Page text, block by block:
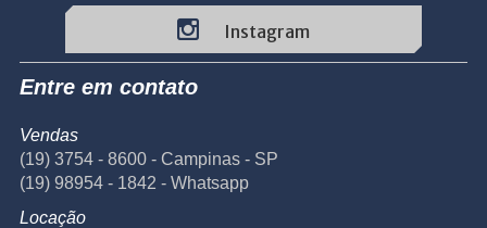
Instagram
Entre em contato
Vendas
(19) 3754 - 8600 - Campinas - SP
(19) 98954 - 1842 - Whatsapp
Locação